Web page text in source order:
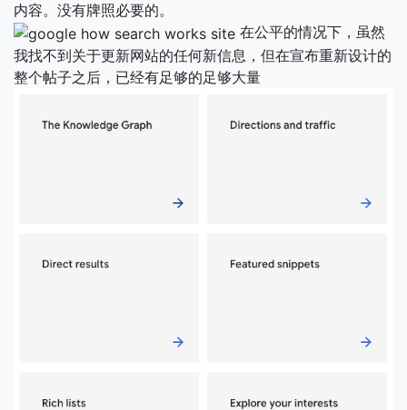
内容。没有牌照必要的。
在公平的情况下，虽然
我找不到关于更新网站的任何新信息，但在宣布重新设计的
整个帖子之后，已经有足够的足够大量